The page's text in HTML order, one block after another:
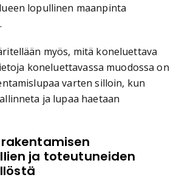
lopullinen maanpinta
myös, mitä koneluettava
koneluettavassa muodossa on
varten silloin, kun
ja lupaa haetaan
ja toteutuneiden